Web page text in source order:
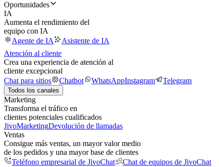
Oportunidades
IA
Aumenta el rendimiento del
equipo con IA
Agente de IA
Asistente de IA
Atención al cliente
Crea una experiencia de atención al
cliente excepcional
Chat para sitios
Chatbot WhatsAppInstagram Telegram
Todos los canales
Marketing
Transforma el tráfico en
clientes potenciales cualificados
JivoMarketingDevolución de llamadas
Ventas
Consigue más ventas, un mayor valor medio
de los pedidos y una mayor base de clientes
Teléfono empresarial de JivoChat
Chat de equipos de JivoChat